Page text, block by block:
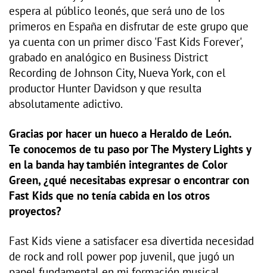
espera al público leonés, que será uno de los
primeros en España en disfrutar de este grupo que
ya cuenta con un primer disco 'Fast Kids Forever',
grabado en analógico en Business District
Recording de Johnson City, Nueva York, con el
productor Hunter Davidson y que resulta
absolutamente adictivo.
Gracias por hacer un hueco a Heraldo de León.
Te conocemos de tu paso por The Mystery Lights y
en la banda hay también integrantes de Color
Green, ¿qué necesitabas expresar o encontrar con
Fast Kids que no tenía cabida en los otros
proyectos?
Fast Kids viene a satisfacer esa divertida necesidad
de rock and roll power pop juvenil, que jugó un